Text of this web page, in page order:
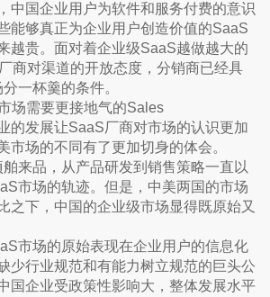
中国企业用户为软件和服务付费的意识
能够真正为企业用户创造价值的SaaS
越贵。面对着企业级SaaS越做越大的
商对渠道的开放态度，分销商已经具
一杯羹的条件。
场需要更接地气的Sales
的发展让SaaS厂商对市场的认识更加
市场的不同有了更加切身的体会。
来品，从产品研发到销售策略一直以
市场的轨迹。但是，中美两国的市场
之下，中国的企业级市场显得既原始又
市场的原始表现在企业用户的信息化
少行业规范和有能力树立规范的巨头公
国企业受政策性影响大，整体发展水平